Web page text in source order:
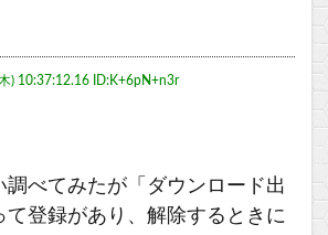
) 10:37:12.16 ID:K+6pN+n3r
調べてみたが「ダウンロード出
て登録があり、解除するときに